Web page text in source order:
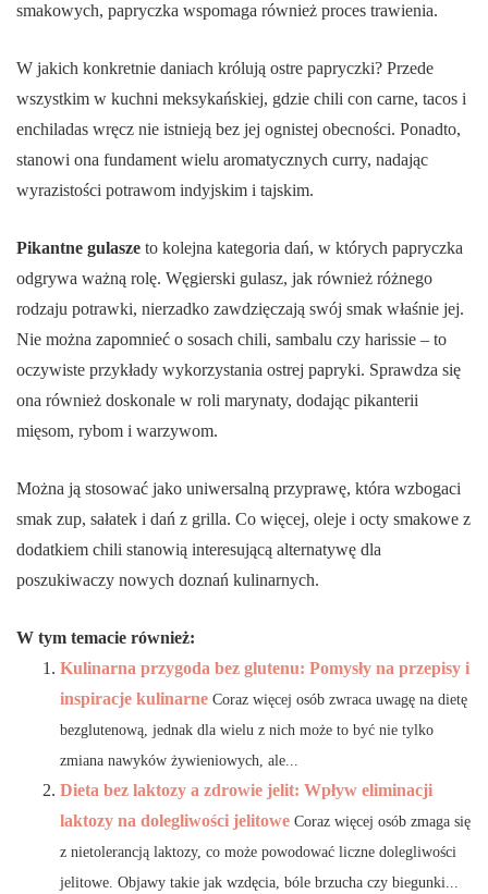
smakowych, papryczka wspomaga również proces trawienia.
W jakich konkretnie daniach królują ostre papryczki? Przede
wszystkim w kuchni meksykańskiej, gdzie chili con carne, tacos i
enchiladas wręcz nie istnieją bez jej ognistej obecności. Ponadto,
stanowi ona fundament wielu aromatycznych curry, nadając
wyrazistości potrawom indyjskim i tajskim.
Pikantne gulasze to kolejna kategoria dań, w których papryczka
odgrywa ważną rolę. Węgierski gulasz, jak również różnego
rodzaju potrawki, nierzadko zawdzięczają swój smak właśnie jej.
Nie można zapomnieć o sosach chili, sambalu czy harissie – to
oczywiste przykłady wykorzystania ostrej papryki. Sprawdza się
ona również doskonale w roli marynaty, dodając pikanterii
mięsom, rybom i warzywom.
Można ją stosować jako uniwersalną przyprawę, która wzbogaci
smak zup, sałatek i dań z grilla. Co więcej, oleje i octy smakowe z
dodatkiem chili stanowią interesującą alternatywę dla
poszukiwaczy nowych doznań kulinarnych.
W tym temacie również:
Kulinarna przygoda bez glutenu: Pomysły na przepisy i
inspiracje kulinarne Coraz więcej osób zwraca uwagę na dietę
bezglutenową, jednak dla wielu z nich może to być nie tylko
zmiana nawyków żywieniowych, ale...
Dieta bez laktozy a zdrowie jelit: Wpływ eliminacji
laktozy na dolegliwości jelitowe Coraz więcej osób zmaga się
z nietolerancją laktozy, co może powodować liczne dolegliwości
jelitowe. Objawy takie jak wzdęcia, bóle brzucha czy biegunki...